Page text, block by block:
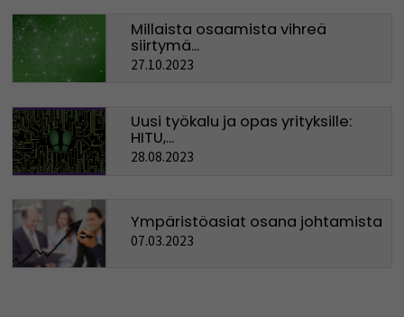
Millaista osaamista vihreä
siirtymä...
27.10.2023
Uusi työkalu ja opas yrityksille:
HITU,...
28.08.2023
Ympäristöasiat osana johtamista
07.03.2023